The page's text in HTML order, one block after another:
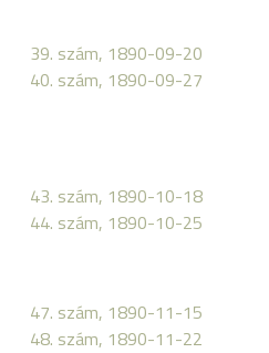
39. szám, 1890-09-20
40. szám, 1890-09-27
43. szám, 1890-10-18
44. szám, 1890-10-25
47. szám, 1890-11-15
48. szám, 1890-11-22